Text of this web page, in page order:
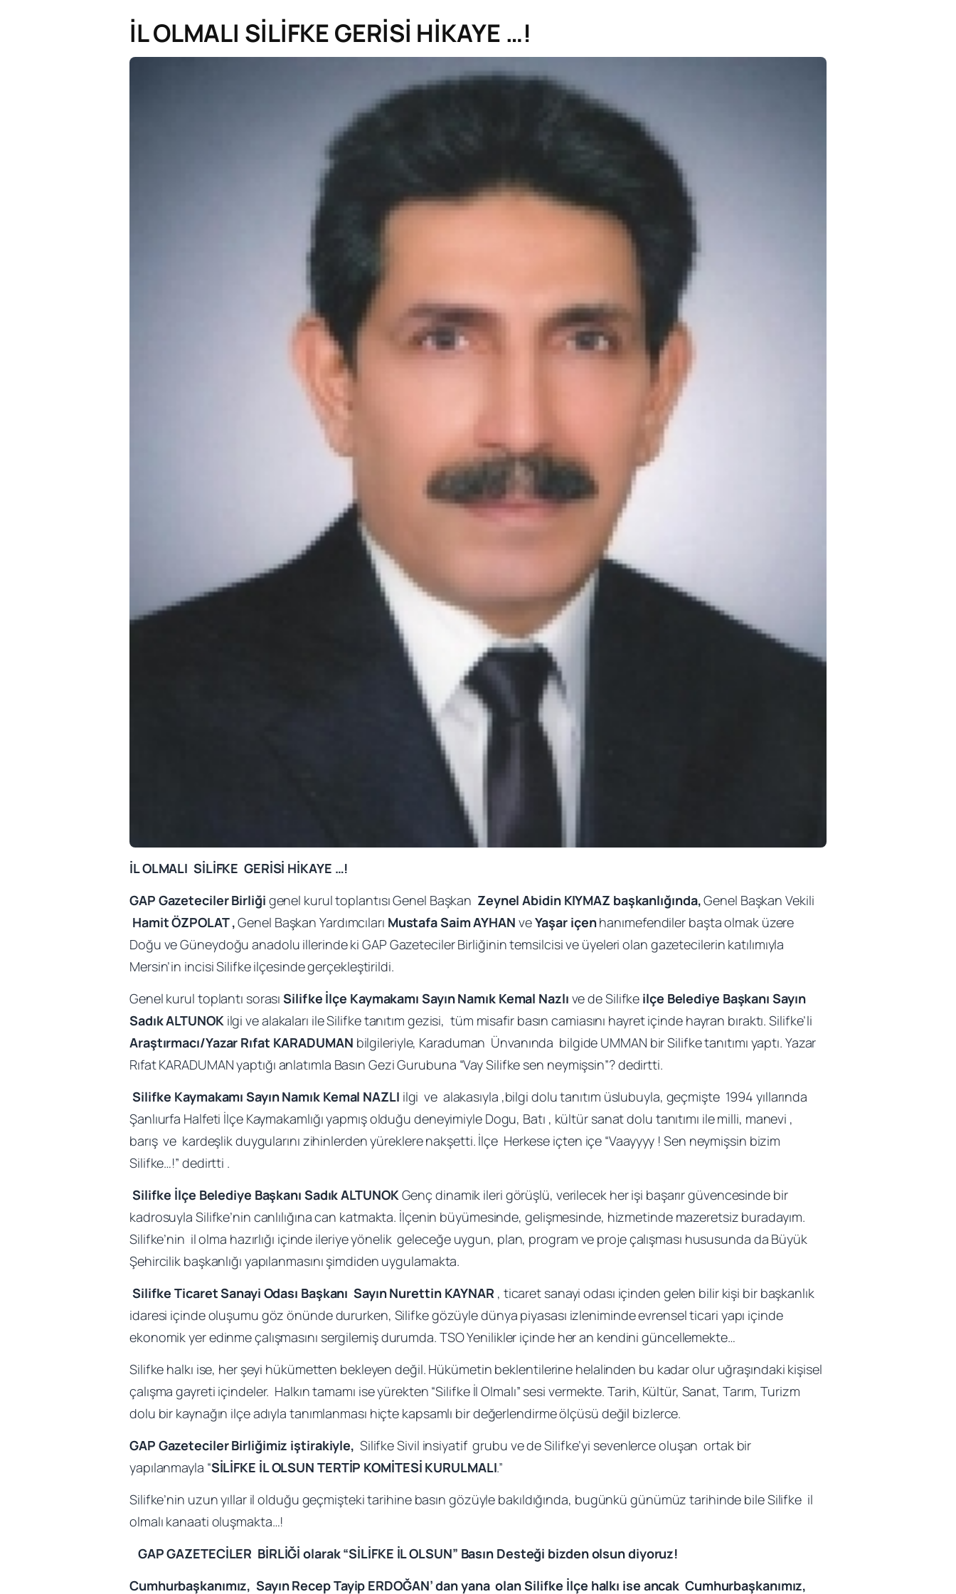
İL OLMALI SİLİFKE GERİSİ HİKAYE …!
İL OLMALI SİLİFKE GERİSİ HİKAYE …!
GAP Gazeteciler Birliği genel kurul toplantısı Genel Başkan Zeynel Abidin KIYMAZ başkanlığında,Genel Başkan Vekili
Hamit ÖZPOLAT ,Genel Başkan Yardımcıları Mustafa Saim AYHAN veYaşar içenhanımefendiler başta olmak üzere
Doğu ve Güneydoğu anadolu illerinde ki GAP Gazeteciler Birliğinin temsilcisi ve üyeleri olan gazetecilerin katılımıyla
Mersin’in incisi Silifke ilçesinde gerçekleştirildi.
Genel kurul toplantı sorasıSilifke İlçe Kaymakamı Sayın Namık Kemal Nazlı ve de Silifke ilçe Belediye Başkanı Sayın
Sadık ALTUNOK ilgi ve alakaları ile Silifke tanıtım gezisi, tüm misafir basın camiasını hayret içinde hayran bıraktı. Silifke’li
Araştırmacı/Yazar Rıfat KARADUMAN bilgileriyle, Karaduman Ünvanında bilgide UMMAN bir Silifke tanıtımı yaptı. Yazar
Rıfat KARADUMAN yaptığı anlatımla Basın Gezi Gurubuna “Vay Silifke sen neymişsin”? dedirtti.
Silifke Kaymakamı Sayın Namık Kemal NAZLI ilgi ve alakasıyla ,bilgi dolu tanıtım üslubuyla, geçmişte 1994 yıllarında
Şanlıurfa Halfeti İlçe Kaymakamlığı yapmış olduğu deneyimiyle Dogu, Batı , kültür sanat dolu tanıtımı ile milli, manevi ,
barış ve kardeşlik duygularını zihinlerden yüreklere nakşetti. İlçe Herkese içten içe “Vaayyyy ! Sen neymişsin bizim
Silifke…!” dedirtti .
Silifke İlçe Belediye Başkanı Sadık ALTUNOK Genç dinamik ileri görüşlü, verilecek her işi başarır güvencesinde bir
kadrosuyla Silifke’nin canlılığına can katmakta. İlçenin büyümesinde, gelişmesinde, hizmetinde mazeretsiz buradayım.
Silifke’nin il olma hazırlığı içinde ileriye yönelik geleceğe uygun, plan, program ve proje çalışması hususunda da Büyük
Şehircilik başkanlığı yapılanmasını şimdiden uygulamakta.
Silifke Ticaret Sanayi Odası Başkanı Sayın Nurettin KAYNAR , ticaret sanayi odası içinden gelen bilir kişi bir başkanlık
idaresi içinde oluşumu göz önünde dururken, Silifke gözüyle dünya piyasası izleniminde evrensel ticari yapı içinde
ekonomik yer edinme çalışmasını sergilemiş durumda. TSO Yenilikler içinde her an kendini güncellemekte…
Silifke halkı ise, her şeyi hükümetten bekleyen değil. Hükümetin beklentilerine helalinden bu kadar olur uğraşındaki kişisel
çalışma gayreti içindeler. Halkın tamamı ise yürekten “Silifke İl Olmalı” sesi vermekte. Tarih, Kültür, Sanat, Tarım, Turizm
dolu bir kaynağın ilçe adıyla tanımlanması hiçte kapsamlı bir değerlendirme ölçüsü değil bizlerce.
GAP Gazeteciler Birliğimiz iştirakiyle, Silifke Sivil insiyatif grubu ve de Silifke’yi sevenlerce oluşan ortak bir
yapılanmayla “SİLİFKE İL OLSUN TERTİP KOMİTESİ KURULMALI.”
Silifke’nin uzun yıllar il olduğu geçmişteki tarihine basın gözüyle bakıldığında, bugünkü günümüz tarihinde bile Silifke il
olmalı kanaati oluşmakta…!
GAP GAZETECİLER BİRLİĞİ olarak “SİLİFKE İL OLSUN” Basın Desteği bizden olsun diyoruz!
Cumhurbaşkanımız, Sayın Recep Tayip ERDOĞAN’ dan yana olan Silifke İlçe halkı ise ancak Cumhurbaşkanımız,